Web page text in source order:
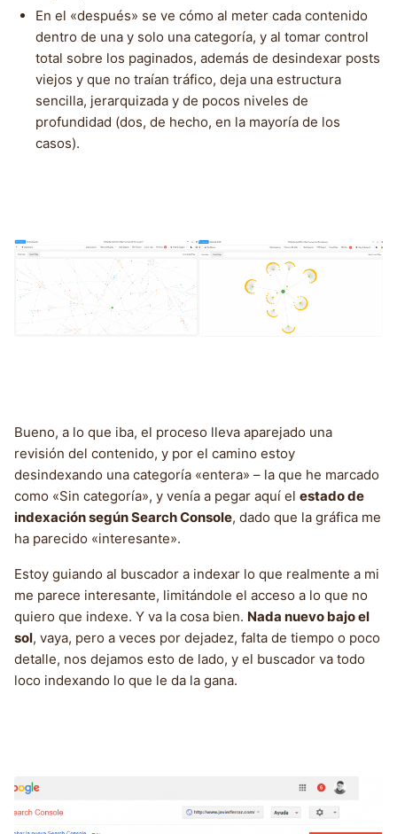
En el «después» se ve cómo al meter cada contenido
dentro de una y solo una categoría, y al tomar control
total sobre los paginados, además de desindexar posts
viejos y que no traían tráfico, deja una estructura
sencilla, jerarquizada y de pocos niveles de
profundidad (dos, de hecho, en la mayoría de los
casos).
Bueno, a lo que iba, el proceso lleva aparejado una
revisión del contenido, y por el camino estoy
desindexando una categoría «entera» – la que he marcado
como «Sin categoría», y venía a pegar aquí el estado de
indexación según Search Console, dado que la gráfica me
ha parecido «interesante».
Estoy guiando al buscador a indexar lo que realmente a mi
me parece interesante, limitándole el acceso a lo que no
quiero que indexe. Y va la cosa bien. Nada nuevo bajo el
sol, vaya, pero a veces por dejadez, falta de tiempo o poco
detalle, nos dejamos esto de lado, y el buscador va todo
loco indexando lo que le da la gana.